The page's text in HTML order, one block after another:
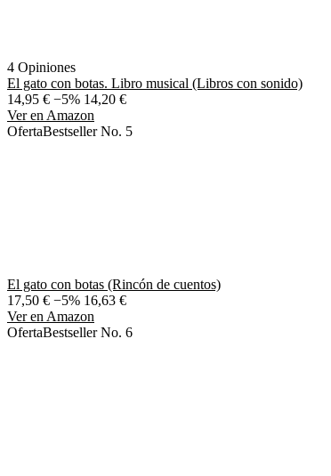
4 Opiniones
El gato con botas. Libro musical (Libros con sonido)
14,95 € −5% 14,20 €
Ver en Amazon
OfertaBestseller No. 5
El gato con botas (Rincón de cuentos)
17,50 € −5% 16,63 €
Ver en Amazon
OfertaBestseller No. 6